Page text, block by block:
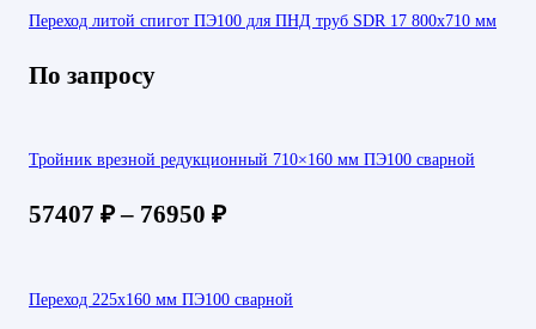
Переход литой спигот ПЭ100 для ПНД труб SDR 17 800х710 мм
По запросу
Тройник врезной редукционный 710×160 мм ПЭ100 сварной
57407 ₽– 76950 ₽
Переход 225х160 мм ПЭ100 сварной